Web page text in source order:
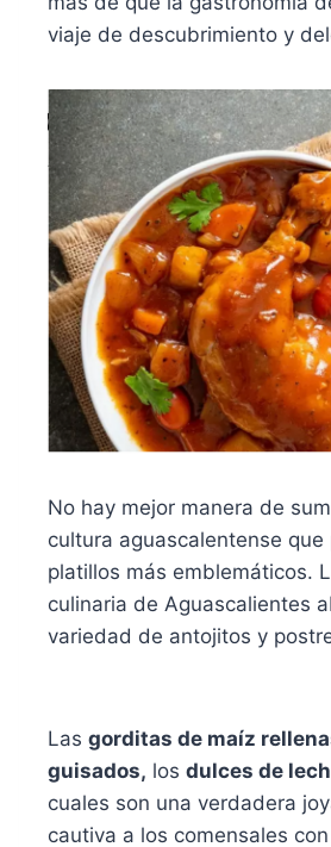
viaje de descubrimiento y
No hay mejor manera de
cultura aguascalentense que
platillos más emblemáticos.
culinaria de Aguascalientes
variedad de antojitos y
Las gorditas de maíz
guisados, los dulces de
cuales son una verdadera
cautiva a los comensales